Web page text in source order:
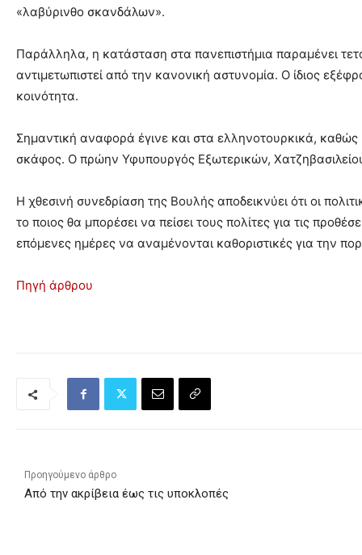
«λαβύρινθο σκανδάλων».
Παράλληλα, η κατάσταση στα πανεπιστήμια παραμένει
αντιμετωπιστεί από την κανονική αστυνομία. Ο ίδιος
κοινότητα.
Σημαντική αναφορά έγινε και στα ελληνοτουρκικά,
σκάφος. Ο πρώην Υφυπουργός Εξωτερικών,
Η χθεσινή συνεδρίαση της Βουλής αποδεικνύει ότι οι
το ποιος θα μπορέσει να πείσει τους πολίτες για τις
επόμενες ημέρες να αναμένονται καθοριστικές για την
Πηγή άρθρου
Προηγούμενο άρθρο
Από την ακρίβεια έως τις υποκλοπές